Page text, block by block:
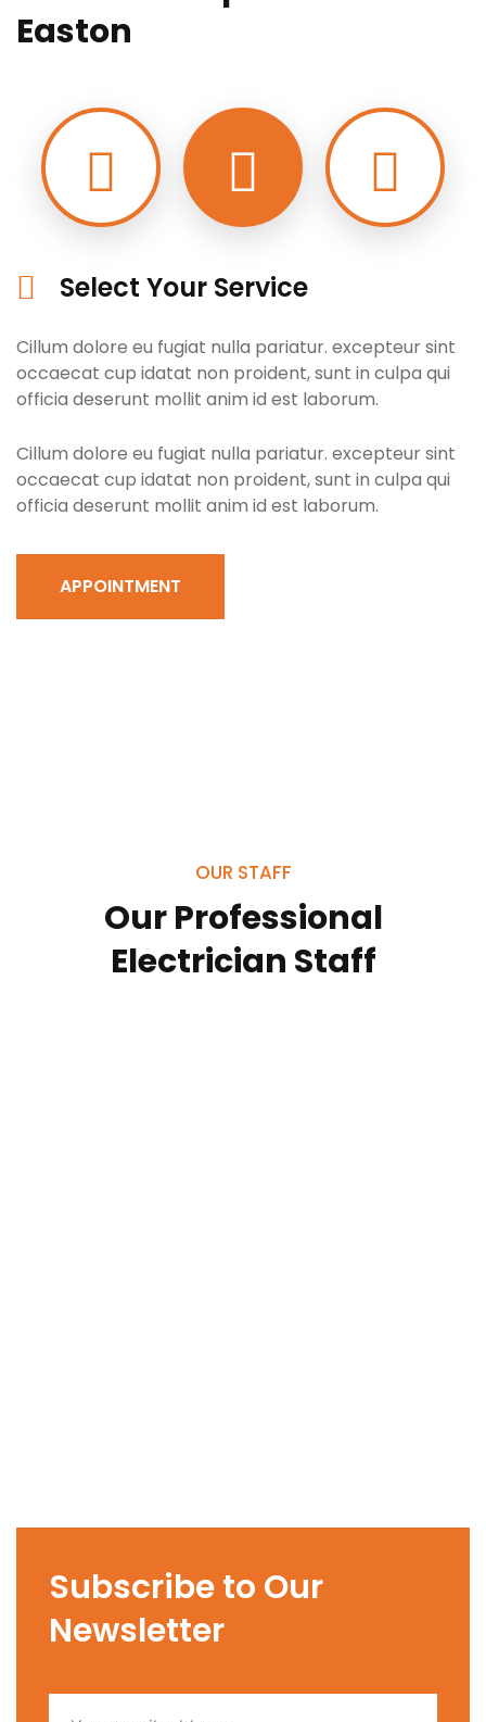
Easton
Select Your Service
Cillum dolore eu fugiat nulla pariatur. excepteur sint
occaecat cup idatat non proident, sunt in culpa qui
officia deserunt mollit anim id est laborum.
Cillum dolore eu fugiat nulla pariatur. excepteur sint
occaecat cup idatat non proident, sunt in culpa qui
officia deserunt mollit anim id est laborum.
APPOINTMENT
OUR STAFF
Our Professional
Electrician Staff
Jack Nicholson
Manager
Subscribe to Our
Newsletter